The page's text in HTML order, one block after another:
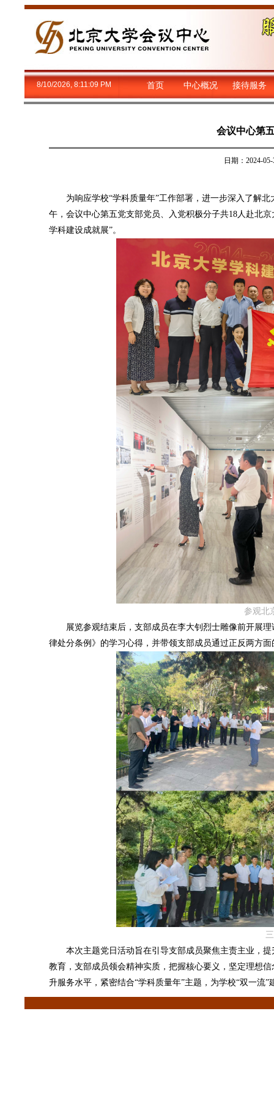
8/10/2026, 8:11:10 PM 首页 中心概况 接待服务
会议中心第
日期：2024-
为响应学校“学科质量年”工作部署，进一步深入了解北
午，会议中心第五党支部党员、入党积极分子共18人赴北
学科建设成就展”。
参观北
展览参观结束后，支部成员在李大钊烈士雕像前开展理
律处分条例》的学习心得，并带领支部成员通过正反两方
本次主题党日活动旨在引导支部成员聚焦主责主业，提
教育，支部成员领会精神实质，把握核心要义，坚定理想
升服务水平，紧密结合“学科质量年”主题，为学校“双一流